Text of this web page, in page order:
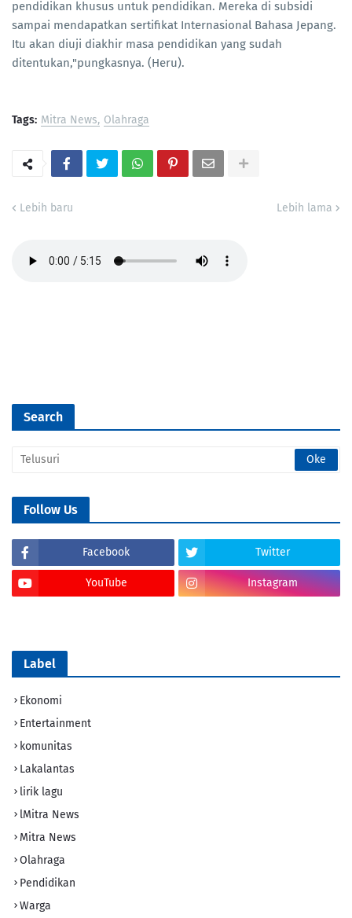
pendidikan khusus untuk pendidikan. Mereka di subsidi
sampai mendapatkan sertifikat Internasional Bahasa Jepang.
Itu akan diuji diakhir masa pendidikan yang sudah
ditentukan,"pungkasnya. (Heru).
Tags: Mitra News Olahraga
Lebih baru Lebih lama
Search
Follow Us
Facebook Twitter
YouTube Instagram
Label
Ekonomi
Entertainment
komunitas
Lakalantas
lirik lagu
lMitra News
Mitra News
Olahraga
Pendidikan
Warga